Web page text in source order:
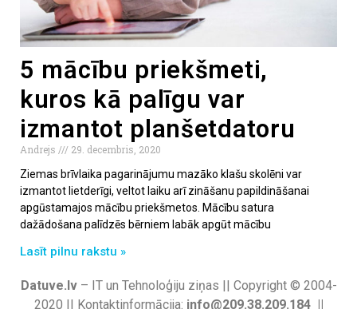
5 mācību priekšmeti,
kuros kā palīgu var
izmantot planšetdatoru
Andrejs
29. decembris, 2020
Ziemas brīvlaika pagarinājumu mazāko klašu skolēni var
izmantot lietderīgi, veltot laiku arī zināšanu papildināšanai
apgūstamajos mācību priekšmetos. Mācību satura
dažādošana palīdzēs bērniem labāk apgūt mācību
Lasīt pilnu rakstu »
Datuve.lv– IT un Tehnoloģiju ziņas || Copyright © 2004-
2020 || Kontaktinformācija: info@209.38.209.184 ||